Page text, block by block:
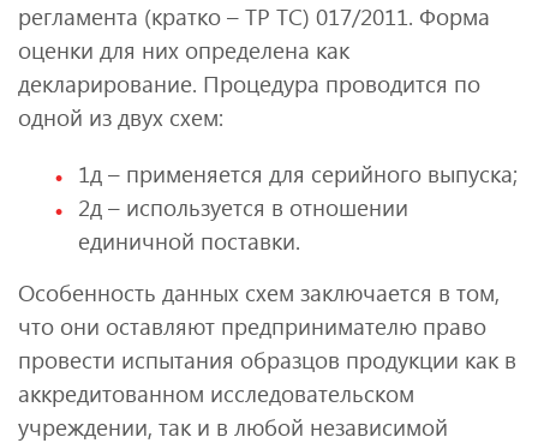
регламента (кратко – ТР ТС) 017/2011. Форма
оценки для них определена как
декларирование. Процедура проводится по
одной из двух схем:
1д – применяется для серийного выпуска;
2д – используется в отношении
единичной поставки.
Особенность данных схем заключается в том,
что они оставляют предпринимателю право
провести испытания образцов продукции как в
аккредитованном исследовательском
учреждении, так и в любой независимой